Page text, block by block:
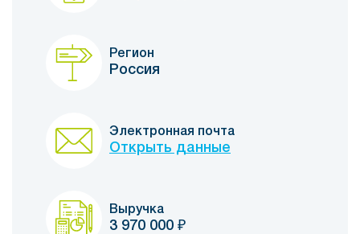
Регион
Россия
Электронная почта
Открыть данные
Выручка
3 970 000 ₽